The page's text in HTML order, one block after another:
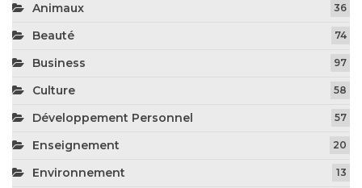
Animaux 36
Beauté 74
Business 97
Culture 58
Développement Personnel 57
Enseignement 20
Environnement 13